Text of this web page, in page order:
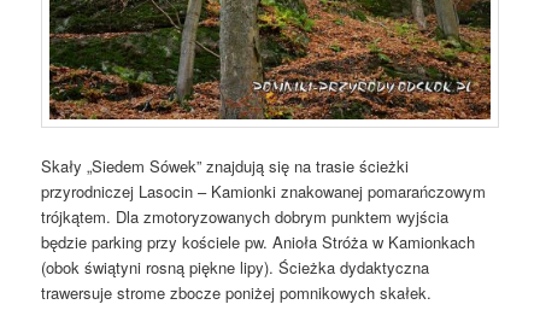
Skały „Siedem Sówek” znajdują się na trasie ścieżki
przyrodniczej Lasocin – Kamionki znakowanej pomarańczowym
trójkątem. Dla zmotoryzowanych dobrym punktem wyjścia
będzie parking przy kościele pw. Anioła Stróża w Kamionkach
(obok świątyni rosną piękne lipy). Ścieżka dydaktyczna
trawersuje strome zbocze poniżej pomnikowych skałek.